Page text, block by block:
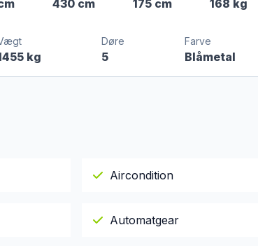
430 cm 175 cm 168 kg
kg
Døre
5
Farve
Blåmetal
Aircondition
Automatgear